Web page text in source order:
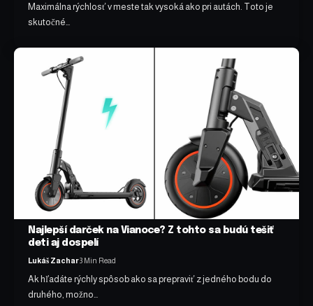
Maximálna rýchlosť v meste tak vysoká ako pri autách. Toto je
skutočné…
Najlepší darček na Vianoce? Z tohto sa budú tešiť
deti aj dospelí
Lukáš Zachar3 Min Read
Ak hľadáte rýchly spôsob ako sa prepraviť z jedného bodu do
druhého, možno…